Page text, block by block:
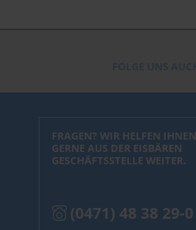
FRAGEN? WIR HELFEN IHNEN
GERNE AUS DER EISBÄREN
GESCHÄFTSSTELLE WEITER.
(0471) 48 38 29-0